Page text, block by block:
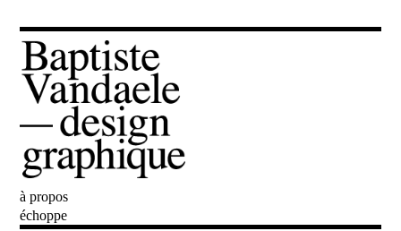
Baptiste Vandaele
à propos
échoppe